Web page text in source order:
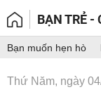
BẠN TRẺ -
Bạn muốn hẹn hò
Thứ Năm, ngày